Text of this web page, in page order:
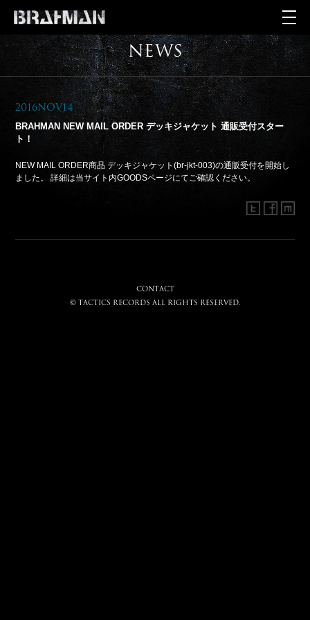
NEWS
2016Nov14
BRAHMAN NEW MAIL ORDER デッキジャケット 通販受付スター
ト！
NEW MAIL ORDER商品 デッキジャケット(br-jkt-003)の通販受付を開始し
ました。 詳細は当サイト内GOODSページにてご確認ください。
CONTACT
© tactics records all rights reserved.